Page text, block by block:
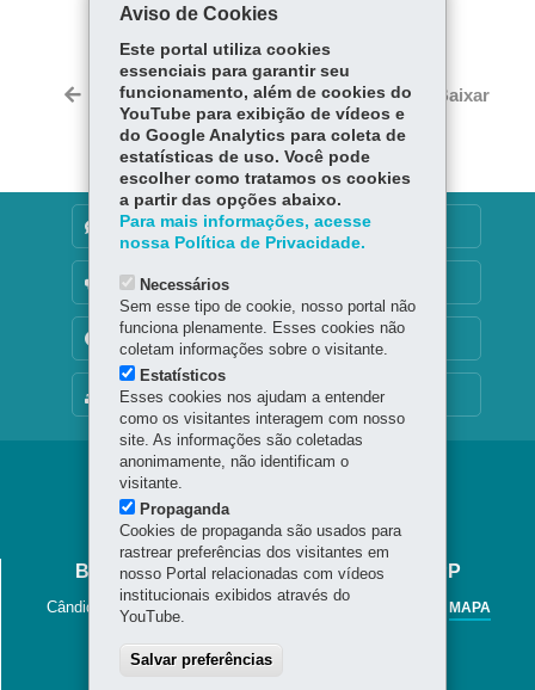
ce
bo
ok
Tw
itt
er
ts
Ap
p
Voltar Início Imprimir Baixar
MAPA DO SITE
DENUNCIE CORRUPÇÃO
OUVIDORIA
TRANSPARÊNCIA INSTITUCIONAL
Navegação
Jornal
Cândido
BIBLIOTECA PÚBLICA DO PARANÁ - BPP
Cândido Lopes, 133 - Centro MAPA
Horário de Atendimento
Aviso de Cookies
Este portal utiliza cookies
essenciais para garantir seu
funcionamento, além de cookies do
YouTube para exibição de vídeos e
do Google Analytics para coleta de
estatísticas de uso. Você pode
escolher como tratamos os cookies
a partir das opções abaixo.
Para mais informações, acesse
nossa Política de Privacidade.
Necessários
Sem esse tipo de cookie, nosso portal não
funciona plenamente. Esses cookies não
coletam informações sobre o visitante.
Estatísticos
Esses cookies nos ajudam a entender
como os visitantes interagem com nosso
site. As informações são coletadas
anonimamente, não identificam o
visitante.
Propaganda
Cookies de propaganda são usados para
rastrear preferências dos visitantes em
nosso Portal relacionadas com vídeos
institucionais exibidos através do
YouTube.
Salvar preferências